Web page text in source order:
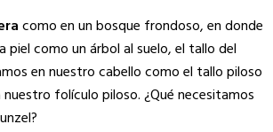
como en un bosque frondoso, en donde
piel como un árbol al suelo, el tallo del
en nuestro cabello como el tallo piloso
folículo piloso. ¿Qué necesitamos